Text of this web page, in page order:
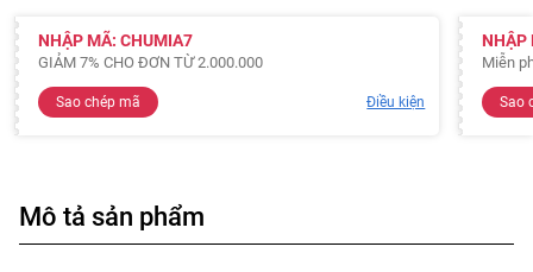
NHẬP MÃ: CHUMIA7
GIẢM 7% CHO ĐƠN TỪ 2.000.000
Sao chép mã Điều kiện
NHẬP
Miễn
Sao
Mô tả sản phẩm